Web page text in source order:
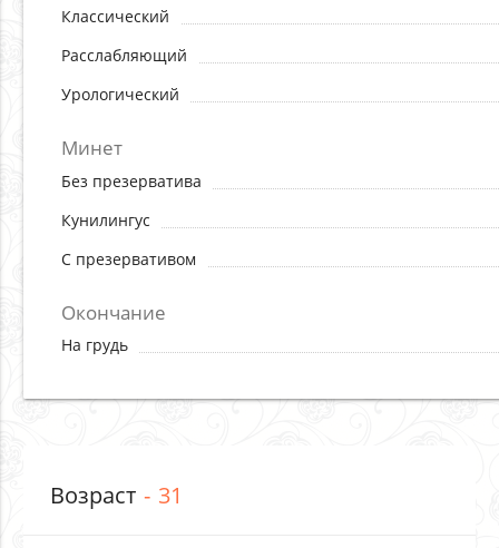
Классический
Расслабляющий
Урологический
Минет
Без презерватива
Кунилингус
С презервативом
Окончание
На грудь
Возраст 31